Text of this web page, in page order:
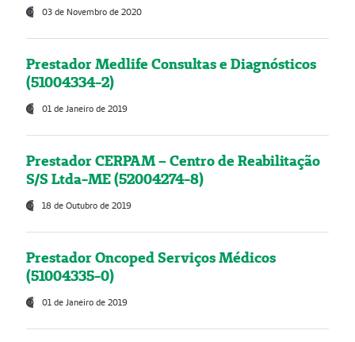
03 de Novembro de 2020
Prestador Medlife Consultas e Diagnósticos
(51004334-2)
01 de Janeiro de 2019
Prestador CERPAM – Centro de Reabilitação
S/S Ltda-ME (52004274-8)
18 de Outubro de 2019
Prestador Oncoped Serviços Médicos
(51004335-0)
01 de Janeiro de 2019